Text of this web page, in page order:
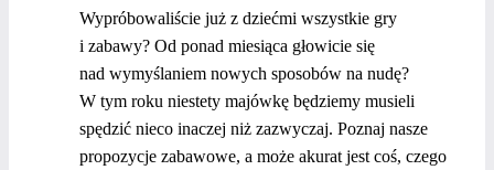
Wypróbowaliście już z dziećmi wszystkie gry
i zabawy? Od ponad miesiąca głowicie się
nad wymyślaniem nowych sposobów na nudę?
W tym roku niestety majówkę będziemy musieli
spędzić nieco inaczej niż zazwyczaj. Poznaj nasze
propozycje zabawowe, a może akurat jest coś, czego